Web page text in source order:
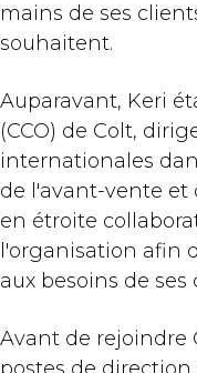
mains de ses
souhaitent.
Auparavant, Keri
(CCO) de Colt,
internationales
de l'avant-vente
en étroite
l'organisation afin
aux besoins de ses
Avant de rejoindre